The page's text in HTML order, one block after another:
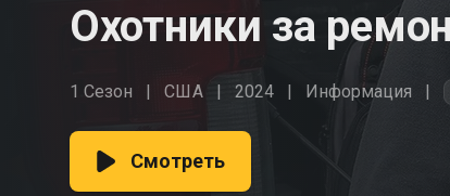
Охотники за
1 Сезон США 2024 Информация
Смотреть